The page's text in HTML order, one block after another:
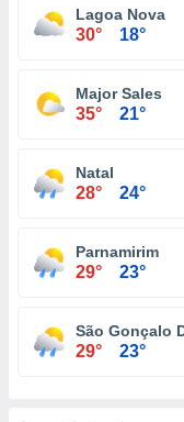
Lagoa Nova
30° 18°
Major Sales
35° 21°
Natal
28° 24°
Parnamirim
29° 23°
São Gonçalo
29° 23°